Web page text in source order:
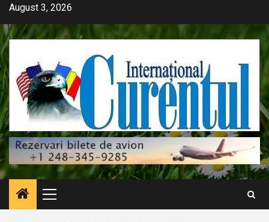
Skip
content
August 3, 2026
Primary
Menu